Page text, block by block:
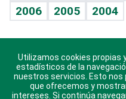
Sin complejos
En pocas palabras
Escuchando al corazón
Economía Personal
2006
2005 2004
Descarga nuestras
Utilizamos cookies propias
estadísticos de la
nuestros servicios. Esto
que ofrecemos y
intereses. Si continúa